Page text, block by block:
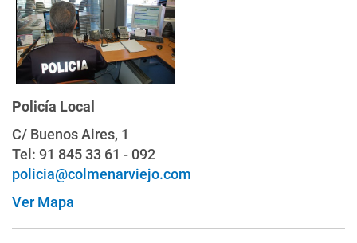
Policía Local
C/ Buenos Aires, 1
Tel: 91 845 33 61 - 092
policia@colmenarviejo.com
Ver Mapa